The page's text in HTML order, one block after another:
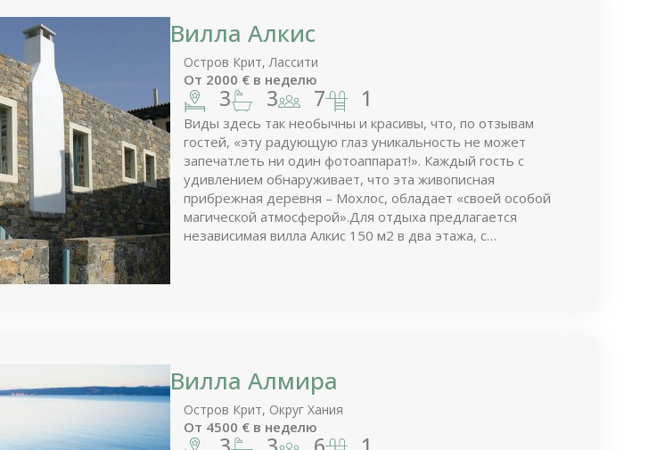
Вилла Алкис
Остров Крит, Лассити
От 2000 € в неделю
3 3 7 1
Виды здесь так необычны и красивы, что, по отзывам
гостей, «эту радующую глаз уникальность не может
запечатлеть ни один фотоаппарат!». Каждый гость с
удивлением обнаруживает, что эта живописная
прибрежная деревня – Мохлос, обладает «своей особой
магической атмосферой».Для отдыха предлагается
независимая вилла Алкис 150 м2 в два этажа, с
Вилла Алмира
Остров Крит, Округ Хания
От 4500 € в неделю